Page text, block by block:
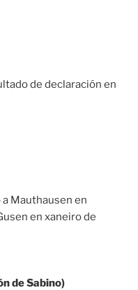
de declaración en
Mauthausen en
en xaneiro de
de Sabino)